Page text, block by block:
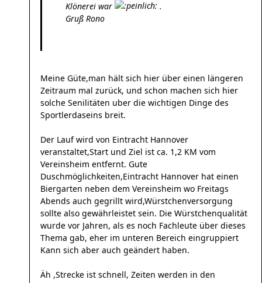
Klönerei war
.
Gruß Rono
Meine Güte,man hält sich hier über einen längeren
Zeitraum mal zurück, und schon machen sich hier
solche Senilitäten uber die wichtigen Dinge des
Sportlerdaseins breit.
Der Lauf wird von Eintracht Hannover
veranstaltet,Start und Ziel ist ca. 1,2 KM vom
Vereinsheim entfernt. Gute
Duschmöglichkeiten,Eintracht Hannover hat einen
Biergarten neben dem Vereinsheim wo Freitags
Abends auch gegrillt wird,Würstchenversorgung
sollte also gewährleistet sein. Die Würstchenqualität
wurde vor Jahren, als es noch Fachleute über dieses
Thema gab, eher im unteren Bereich eingruppiert
Kann sich aber auch geändert haben.
Äh ,Strecke ist schnell, Zeiten werden in den